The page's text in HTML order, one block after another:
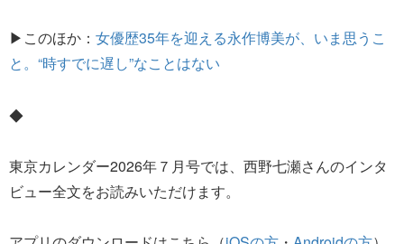
▶このほか： 女優歴35年を迎える永作博美が、いま思うこ
と。“時すでに遅し”なことはない
◆
東京カレンダー2026年７月号では、西野七瀬さんのインタ
ビュー全文をお読みいただけます。